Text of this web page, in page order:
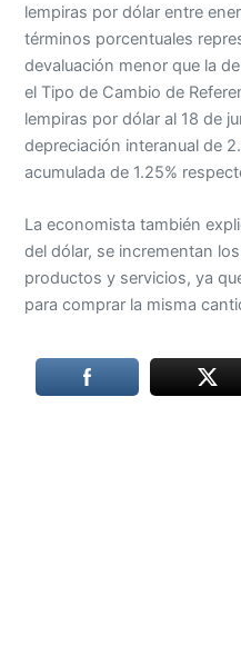
lempiras por dólar entre
términos porcentuales
devaluación menor que la
el Tipo de Cambio de
lempiras por dólar al 18 de
depreciación interanual de
acumulada de 1.25%
La economista también
del dólar, se incrementan
productos y servicios, ya
para comprar la misma